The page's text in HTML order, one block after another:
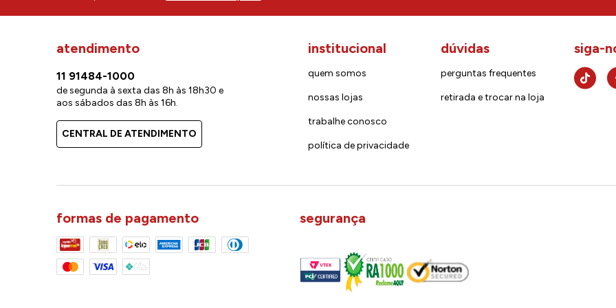
atendimento
11 91484-1000
de segunda à sexta das 8h às 18h30 e
aos sábados das 8h às 16h.
CENTRAL DE ATENDIMENTO
institucional
quem somos
nossas lojas
trabalhe conosco
política de privacidade
dúvidas
perguntas frequentes
retirada e trocar na loja
siga-
formas de pagamento segurança